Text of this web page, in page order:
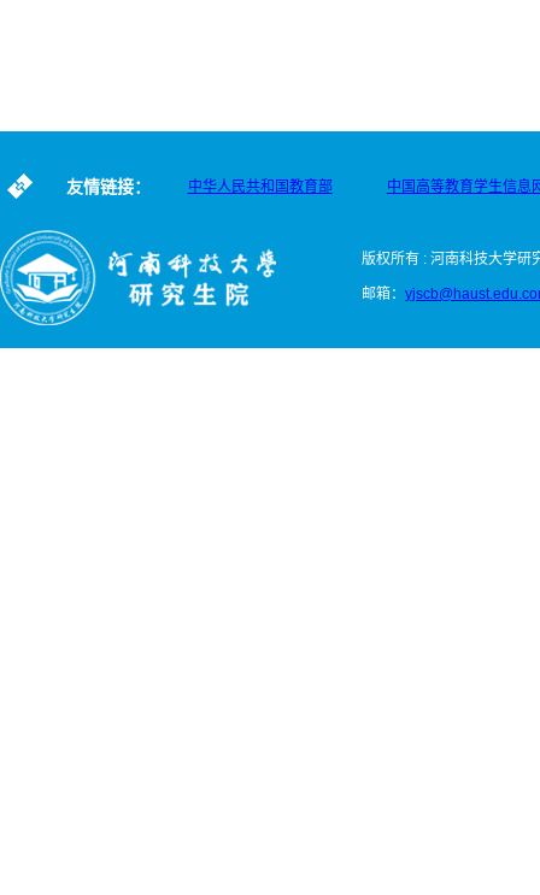
友情链接： 中华人民共和国教育部 中国高等教育学生信息
版权所有 : 河南科技大学研
邮箱：